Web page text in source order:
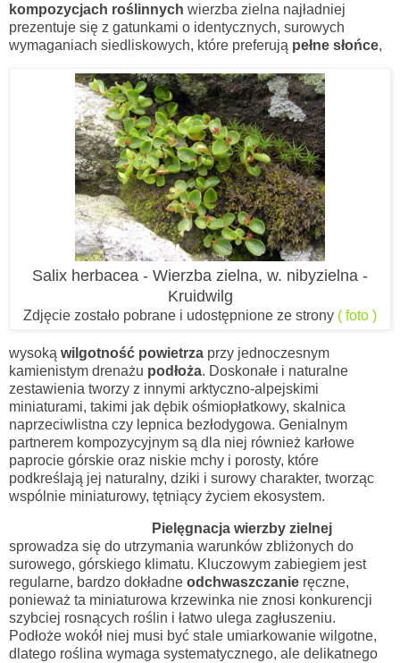
kompozycjach roślinnych wierzba zielna najładniej
prezentuje się z gatunkami o identycznych, surowych
wymaganiach siedliskowych, które preferują pełne słońce,
Salix herbacea - Wierzba zielna, w. nibyzielna -
Kruidwilg
Zdjęcie zostało pobrane i udostępnione ze strony ( foto )
wysoką wilgotność powietrza przy jednoczesnym
kamienistym drenażu podłoża. Doskonałe i naturalne
zestawienia tworzy z innymi arktyczno-alpejskimi
miniaturami, takimi jak dębik ośmiopłatkowy, skalnica
naprzeciwlistna czy lepnica bezłodygowa. Genialnym
partnerem kompozycyjnym są dla niej również karłowe
paprocie górskie oraz niskie mchy i porosty, które
podkreślają jej naturalny, dziki i surowy charakter, tworząc
wspólnie miniaturowy, tętniący życiem ekosystem.
Pielęgnacja wierzby zielnej
sprowadza się do utrzymania warunków zbliżonych do
surowego, górskiego klimatu. Kluczowym zabiegiem jest
regularne, bardzo dokładne odchwaszczanie ręczne,
ponieważ ta miniaturowa krzewinka nie znosi konkurencji
szybciej rosnących roślin i łatwo ulega zagłuszeniu.
Podłoże wokół niej musi być stale umiarkowanie wilgotne,
dlatego roślina wymaga systematycznego, ale delikatnego